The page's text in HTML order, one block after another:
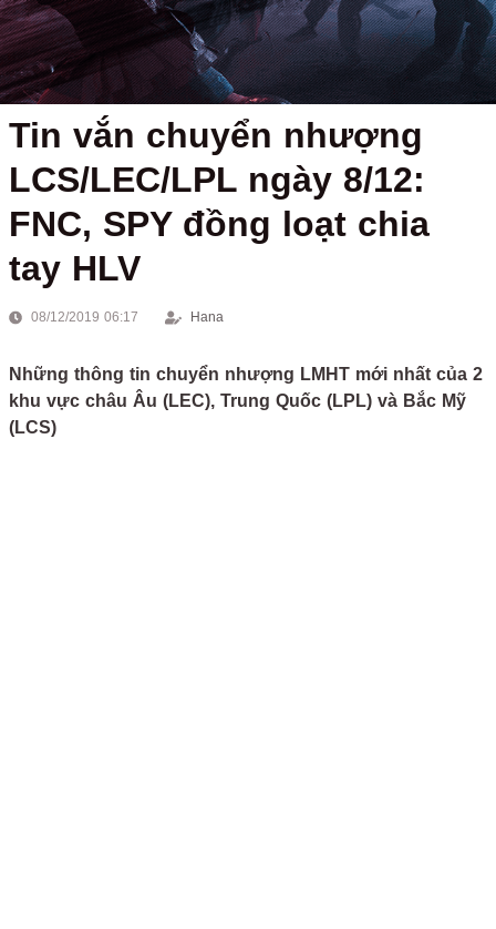
Tin vắn chuyển nhượng
LCS/LEC/LPL ngày 8/12:
FNC, SPY đồng loạt chia
tay HLV
08/12/2019 06:17 Hana
Những thông tin chuyển nhượng LMHT mới nhất của 2
khu vực châu Âu (LEC), Trung Quốc (LPL) và Bắc Mỹ
(LCS)